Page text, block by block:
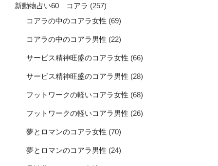
新動物占い60 コアラ (257)
コアラの中のコアラ女性 (69)
コアラの中のコアラ男性 (22)
サービス精神旺盛のコアラ女性 (66)
サービス精神旺盛のコアラ男性 (28)
フットワークの軽いコアラ女性 (68)
フットワークの軽いコアラ男性 (26)
夢とロマンのコアラ女性 (70)
夢とロマンのコアラ男性 (24)